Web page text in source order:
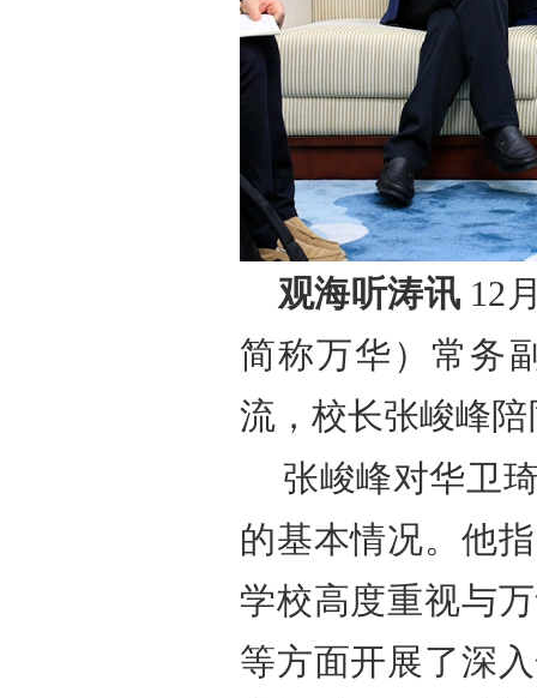
观海听涛讯 12
简称万华）常务
流，校长张峻峰
张峻峰对华卫
的基本情况。他
学校高度重视与
等方面开展了深